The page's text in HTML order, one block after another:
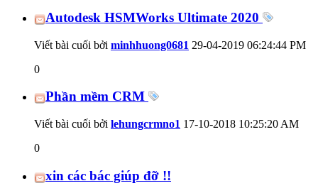
Autodesk HSMWorks Ultimate 2020
Viết bài cuối bởi minhhuong0681 29-04-2019 06:24:44 PM
0
Phần mềm CRM
Viết bài cuối bởi lehungcrmno1 17-10-2018 10:25:20 AM
0
xin các bác giúp đỡ !!